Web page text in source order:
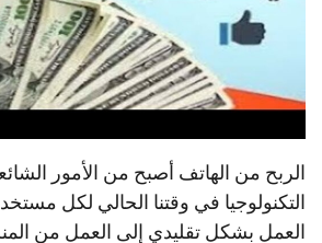
الربح من الهاتف أصبح من الأمور
التكنولوجيا في وقتنا الحالي لكل
العمل بشكل تقليدي إلى العمل من